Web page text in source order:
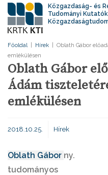
Közgazdaság- és
Tudományi
Főoldal Hírek
Oblath Gábor
emlékülésen
Oblath Gábor
Ádám
emlékülésen
2018.10.25. Hírek
Oblath Gábor ny.
tudományos